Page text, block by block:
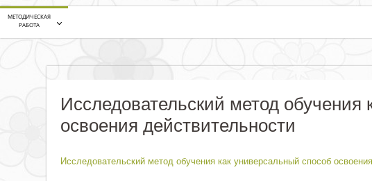
МЕТОДИЧЕСКАЯ
РАБОТА
Исследовательский метод обучения
освоения действительности
Исследовательский метод обучения как универсальный способ